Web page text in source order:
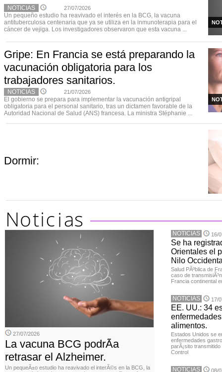
NOTICIAS 27/07/2026
Un pequeño estudio ha reavivado el interés en la BCG, la vacuna
antituberculosa centenaria que ya se utiliza en la inmunoterapia para el
cáncer de vejiga. Los investigadores observaron que esta vacuna ...
Gripe: En Francia se está preparando la
vacunación obligatoria para los
trabajadores sanitarios.
NOTICIAS 21/07/2026
El gobierno se prepara para implementar la vacunación antigripal
obligatoria para el personal sanitario, tras un dictamen favorable de la
Autoridad Nacional de Salud (ANS) francesa. La ministra Stéphanie ...
Dormir:
27/07/2026
La vacuna BCG podrÃ­a
retrasar el Alzheimer.
Un pequeÃ±o estudio ha reavivado el interÃ©s en la BCG, la
NOTICIAS 16/
Se ha
Orientales el
Nilo
Salud PÃºblica de
caso de
Francia continental
NOTICIAS 17/
EE. UU.: 34
alimentos.
Estados Unidos se
enfermedades
parÃ¡sito
Control
NOTICIAS 08/